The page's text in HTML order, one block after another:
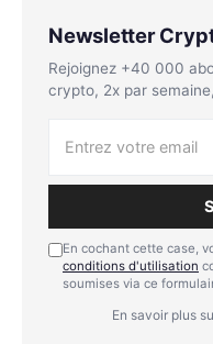
Newsletter
Rejoignez +40 000
crypto, 2x par
En cochant cette case,
conditions d'utilisation
soumises via ce
En savoir plus